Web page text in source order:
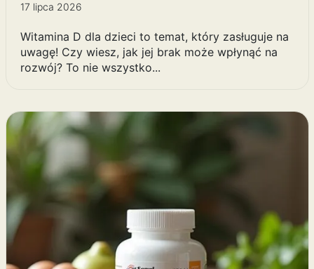
17 lipca 2026
Witamina D dla dzieci to temat, który zasługuje na
uwagę! Czy wiesz, jak jej brak może wpłynąć na
rozwój? To nie wszystko...